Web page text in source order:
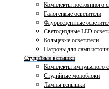
Комплекты постоянного
Галогенные осветители
Флуоресцентные
Светодиодные LED
Кольцевые осветители
Патроны для ламп
Студийные вспышки
Комплекты импульсного
Студийные моноблоки
Лампы вспышки